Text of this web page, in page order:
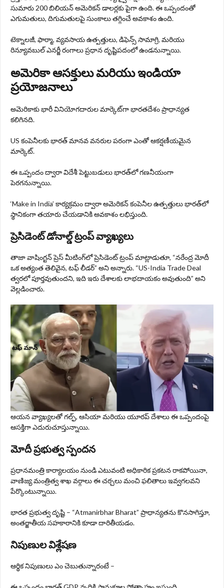
సుమారు 200 బిలియన్ అమెరికన్ డాలర్లకు పైగా ఉంది. ఈ ఒప్పందంతో
ఎగుమతులు, దిగుమతులపై సుంకాలు తగ్గించే అవకాశం ఉంది.
టెక్నాలజీ, ఫార్మా, వ్యవసాయ ఉత్పత్తులు, డిఫెన్స్‌ సామాగ్రి, మరియు
రిన్యూవబుల్ ఎనర్జీ రంగాలు ప్రధాన దృష్టిపదంలో ఉండనున్నాయి.
అమెరికా ఆసక్తులు మరియు ఇండియా
ప్రయోజనాలు
అమెరికాకు భారీ వినియోగదారుల మార్కెట్‌గా భారతదేశం ప్రాధాన్యత
కలిగినది.
US కంపెనీలకు భారత్‌ మానవ వనరుల పరంగా ఎంతో ఆకర్షణీయమైన
మార్కెట్.
ఈ ఒప్పందం ద్వారా విదేశీ పెట్టుబడులు భారత్‌లో గణనీయంగా
పెరగనున్నాయి.
‘Make in India’ కార్యక్రమం ద్వారా అమెరికన్ కంపెనీల ఉత్పత్తులు భారత్‌లో
స్థానికంగా తయారు చేయడానికి అవకాశం లభిస్తుంది.
ప్రెసిడెంట్ డోనాల్డ్ ట్రంప్‌ వ్యాఖ్యలు
తాజా వాషింగ్టన్ ప్రెస్ మీటింగ్‌లో ప్రెసిడెంట్ ట్రంప్‌ మాట్లాడుతూ, “నరేంద్ర మోదీ
ఒక అత్యంత తెలివైన, టఫ్ లీడర్‌” అని అన్నారు. “US-India Trade Deal
త్వరలో పూర్తవుతుందని, ఇది ఇరు దేశాలకు లాభదాయకం అవుతుంది” అని
వెల్లడించారు.
ఆయన వ్యాఖ్యలతో గల్ఫ్‌, ఆసియా మరియు యూరప్‌ దేశాలు ఈ ఒప్పందంపై
ఆసక్తిగా ఎదురుచూస్తున్నాయి.
మోదీ ప్రభుత్వ స్పందన
ప్రధానమంత్రి కార్యాలయం నుండి ఎటువంటి అధికారిక ప్రకటన రాకపోయినా,
వాణిజ్య మంత్రిత్వ శాఖ వర్గాలు ఈ చర్చలు మంచి ఫలితాలు ఇవ్వగలవని
పేర్కొంటున్నాయి.
భారత ప్రభుత్వ దృష్టి – “Atmanirbhar Bharat” ప్రాధాన్యతను కొనసాగిస్తూ,
అంతర్జాతీయ సహకారానికి కూడా దారితీయడం.
నిపుణుల విశ్లేషణ
ఆర్థిక నిపుణులు ఎం చెబుతున్నారంటే –